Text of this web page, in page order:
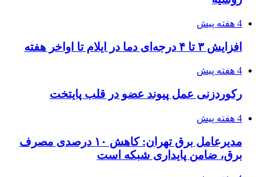
برای عنوان یازدهمی
۱۴۰۵/۰۴/۱۵
عاشقانه، دارک رومنس و رمان بدون حذفیات
۱۴۰۵/۰۴/۱۴
راهنمای جامع خرید تجهیزات اندازه گیری؛ چطور
دقیق‌ترین ابزارها را آنلاین بخریم؟
پیوندها